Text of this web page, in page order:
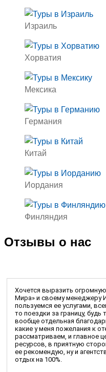
Израиль
Хорватия
Мексика
Германия
Китай
Иордания
Финляндия
Отзывы о нас
Хочется выразить
Мира» и своему менеджеру
пользуемся ее услугами,
то поездки за границу,
вообще отдельная
какие у меня пожелания к
рассматриваем, и главное
ресурсов, в приятную
ее рекомендую, ну и
отдых на 100%.